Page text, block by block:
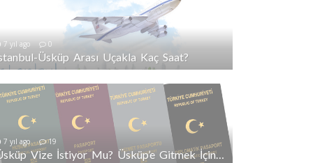
7 yıl ago 0
Üsküp Arası Uçakla Kaç Saat?
7 yıl ago 19
Üsküp Vize İstiyor Mu? Üsküp’e Gitmek İçin Vize Gerekli Mi?